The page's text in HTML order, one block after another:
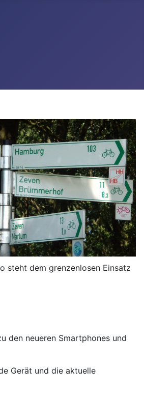
steht dem grenzenlosen Einsatz
den neueren Smartphones und
Gerät und die aktuelle